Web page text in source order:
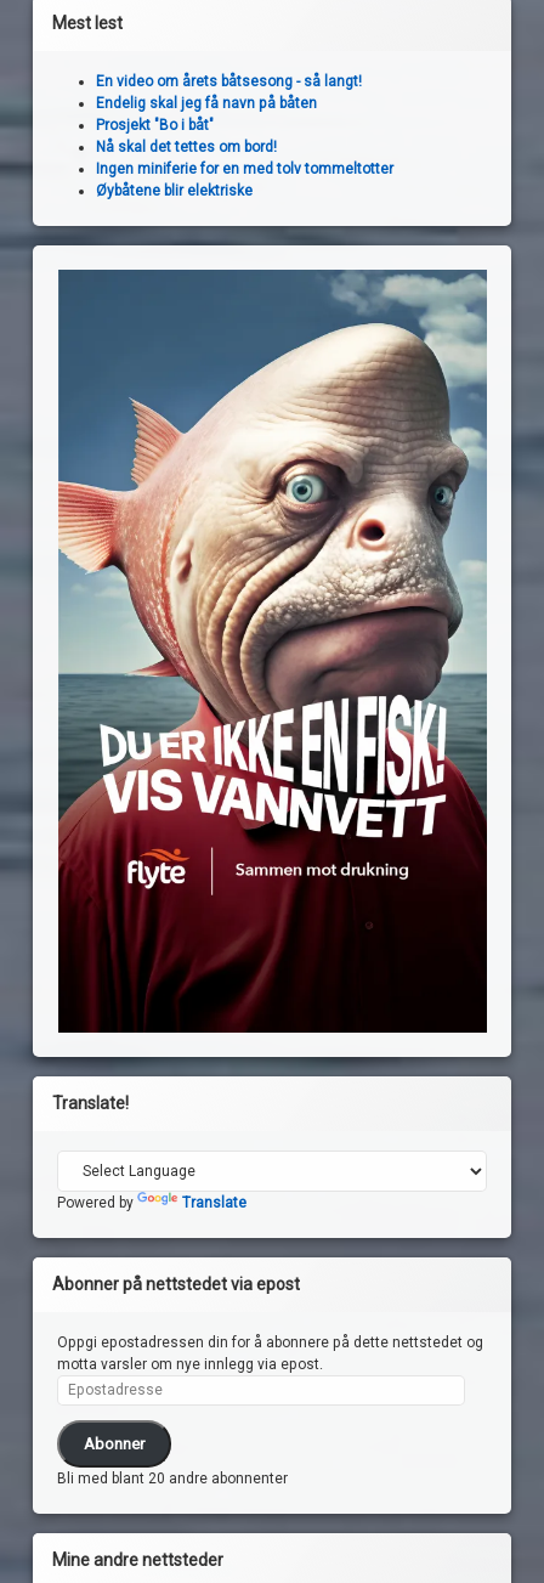
Mest lest
En video om årets båtsesong - så langt!
Endelig skal jeg få navn på båten
Prosjekt "Bo i båt"
Nå skal det tettes om bord!
Ingen miniferie for en med tolv tommeltotter
Øybåtene blir elektriske
Translate!
Powered by Translate
Abonner på nettstedet via epost
Oppgi epostadressen din for å abonnere på dette nettstedet og
motta varsler om nye innlegg via epost.
Epostadresse
Abonner
Bli med blant 20 andre abonnenter
Mine andre nettsteder